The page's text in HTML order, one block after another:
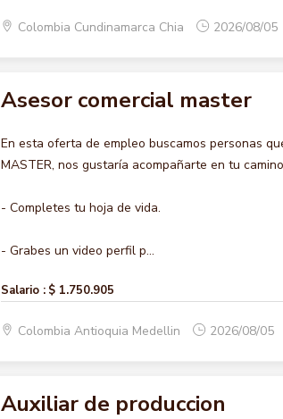
Colombia Cundinamarca Chia 2026/08/05
Asesor comercial master
En esta oferta de empleo buscamos personas
MASTER, nos gustaría acompañarte en tu
- Completes tu hoja de vida.
- Grabes un video perfil p...
Salario : $ 1.750.905
Colombia Antioquia Medellin 2026/08/05
Auxiliar de produccion